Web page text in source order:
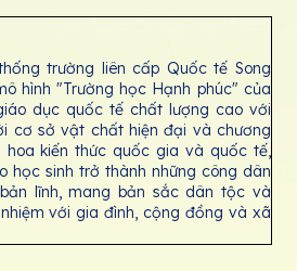
trường liên cấp Quốc tế Song
hình "Trường học Hạnh phúc" của
dục quốc tế chất lượng cao với
cơ sở vật chất hiện đại và chương
hoa kiến thức quốc gia và quốc tế,
học sinh trở thành những công dân
lĩnh, mang bản sắc dân tộc và
với gia đình, cộng đồng và xã